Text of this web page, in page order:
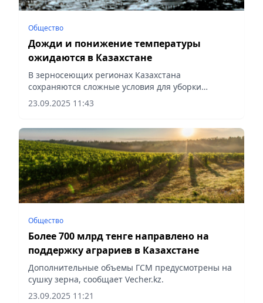
Общество
Дожди и понижение температуры
ожидаются в Казахстане
В зерносеющих регионах Казахстана
сохраняются сложные условия для уборки
урожая, сообщает Vecher.kz.
23.09.2025 11:43
Общество
Более 700 млрд тенге направлено на
поддержку аграриев в Казахстане
Дополнительные объемы ГСМ предусмотрены на
сушку зерна, сообщает Vecher.kz.
23.09.2025 11:21